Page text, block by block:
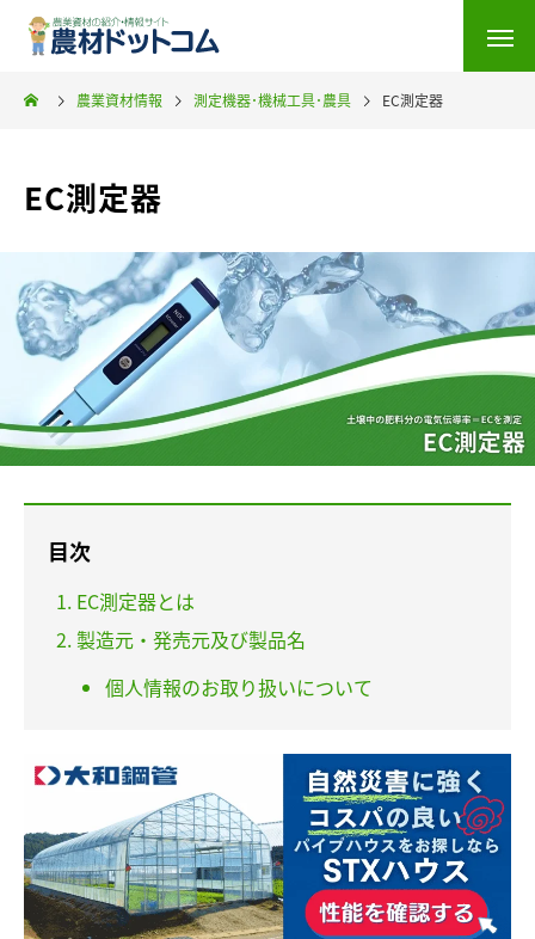
農業資材情報 測定機器･機械工具･農具 EC測定器
EC測定器
目次
EC測定器とは
製造元・発売元及び製品名
個人情報のお取り扱いについて